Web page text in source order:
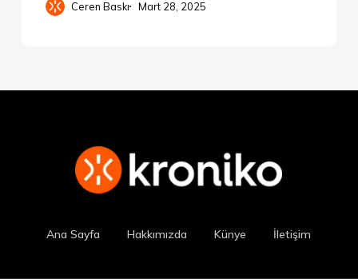
Ceren Baskı Mart 28, 2025
Ana Sayfa Hakkımızda Künye İletişim